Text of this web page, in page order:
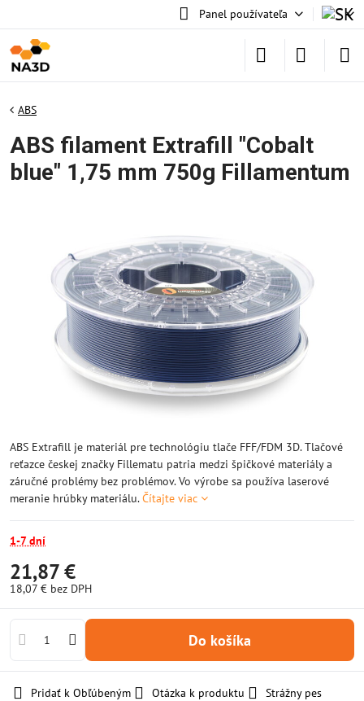
Panel používateľa
ABS
ABS filament Extrafill "Cobalt
blue" 1,75 mm 750g Fillamentum
ABS Extrafill je materiál pre technológiu tlače FFF/FDM 3D. Tlačové
reťazce českej značky Fillematu patria medzi špičkové materiály a
záručné problémy bez problémov. Vo výrobe sa používa laserové
meranie hrúbky materiálu.Čítajte viac
1-7 dní
21,87 €
18,07 € bez DPH
Do košíka
Pridať k Obľúbeným Otázka k produktu
Strážny pes